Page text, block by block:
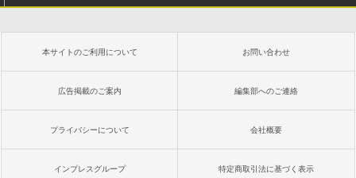
本サイトのご利用について お問い合わせ
広告掲載のご案内 編集部へのご連絡
プライバシーについて 会社概要
インプレスグループ 特定商取引法に基づく表示